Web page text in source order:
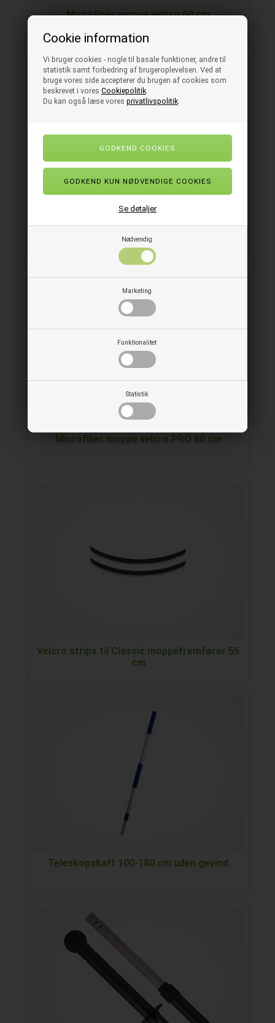
Cookie information
Vi bruger cookies - nogle til basale funktioner, andre til
statistik samt forbedring af brugeroplevelsen. Ved at
bruge vores side accepterer du brugen af cookies som
beskrevet i vores Cookiepolitik.
Du kan også læse vores privatlivspolitik.
Nødvendig
Marketing
Funktionalitet
Statistik
Se detaljer
Microfiber moppe velcro 60 cm
Teleskopskaft 60-100 cm
Microfiber moppe velcro PRO 60 cm
Velcro strips til Classic moppefremfører 55
cm
Teleskopskaft 100-180 cm uden gevind